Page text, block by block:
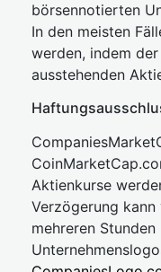
börsennotierten
In den meisten
werden, indem
ausstehenden
Aktienkurse
Verzögerung
mehreren Stunden